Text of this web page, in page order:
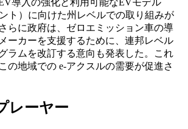
ト）に向けた州レベルでの取り組みが
らに政府は、ゼロエミッション車の導
ーカーを支援するために、連邦レベル
ラムを改訂する意向も発表した。これ
の地域での e-アクスルの需要が促進さ
レーヤー